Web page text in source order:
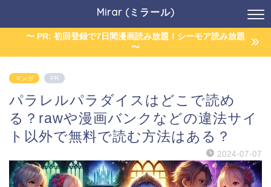
Mirar (ミラール)
〜 PR: 初回登録で7日間漫画読み放題！シーモア読み放題
〜
マンガ PR
パラレルパラダイスはどこで読め
る？rawや漫画バンクなどの違法サイ
ト以外で無料で読む方法はある？
2024-07-07